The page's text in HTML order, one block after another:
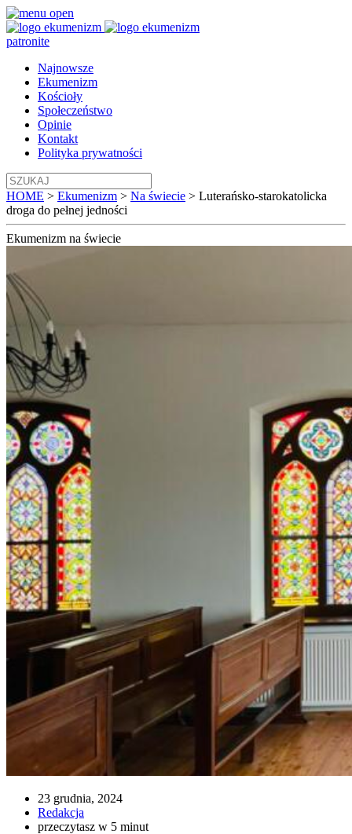
patronite
Najnowsze
Ekumenizm
Kościoły
Społeczeństwo
Opinie
Kontakt
Polityka prywatności
HOME > Ekumenizm > Na świecie > Luterańsko-starokatolicka
droga do pełnej jedności
Ekumenizm na świecie
23 grudnia, 2024
Redakcja
przeczytasz w 5 minut